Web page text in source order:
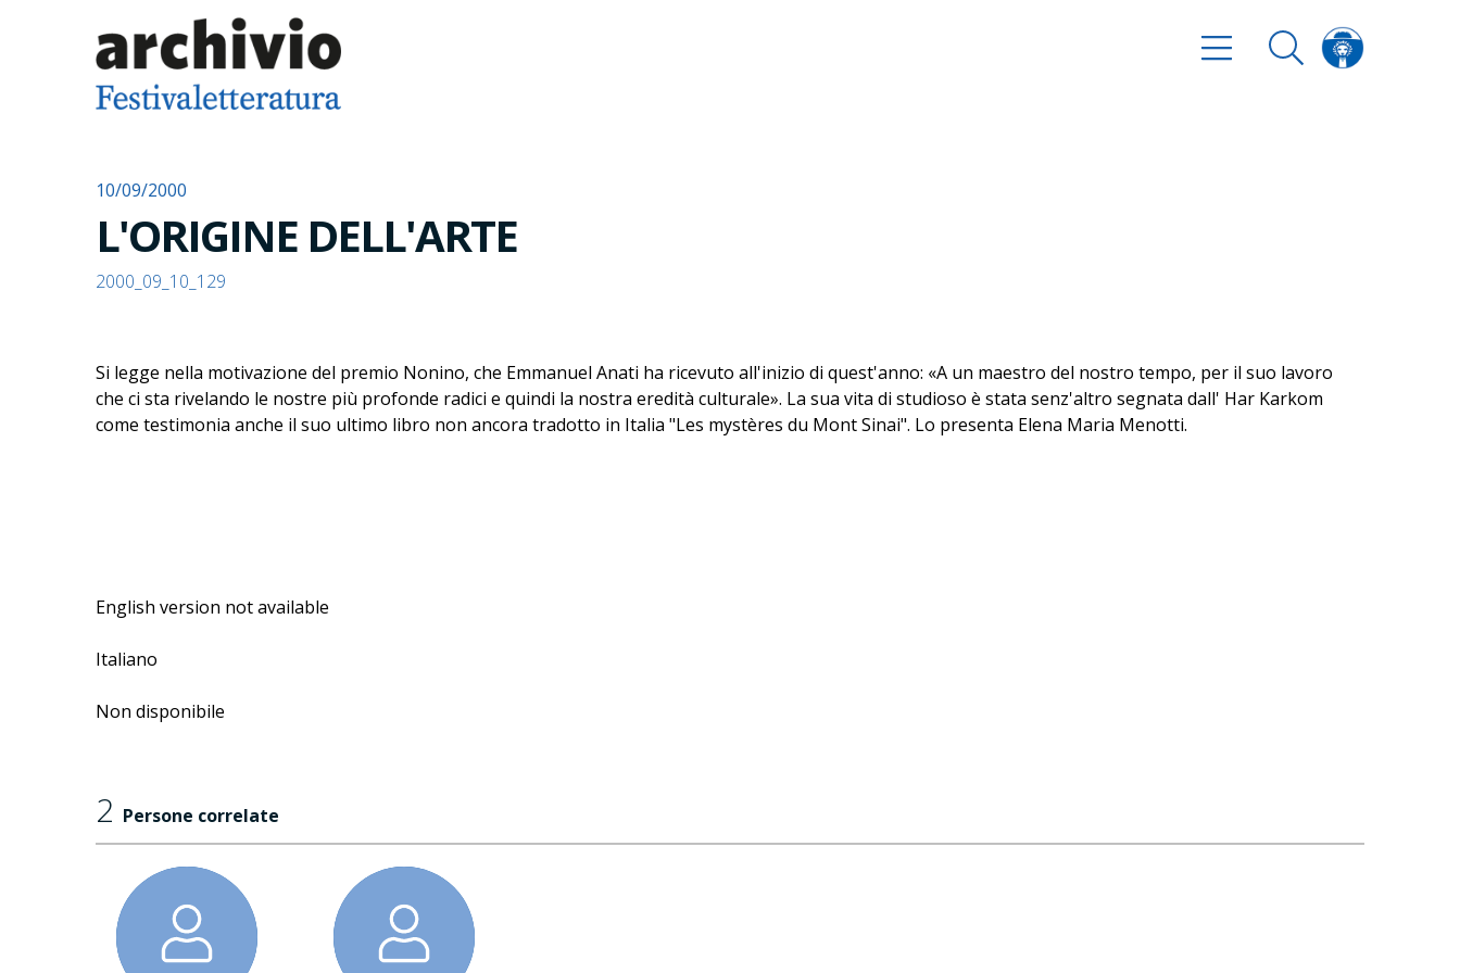
10/09/2000
L'ORIGINE DELL'ARTE
2000_09_10_129
Si legge nella motivazione del premio Nonino, che Emmanuel Anati ha ricevuto all'inizio di quest'anno: «A un maestro del nostro tempo, per il suo lavoro
che ci sta rivelando le nostre più profonde radici e quindi la nostra eredità culturale». La sua vita di studioso è stata senz'altro segnata dall' Har Karkom
come testimonia anche il suo ultimo libro non ancora tradotto in Italia "Les mystères du Mont Sinai". Lo presenta Elena Maria Menotti.
English version not available
Italiano
Non disponibile
2 Persone correlate